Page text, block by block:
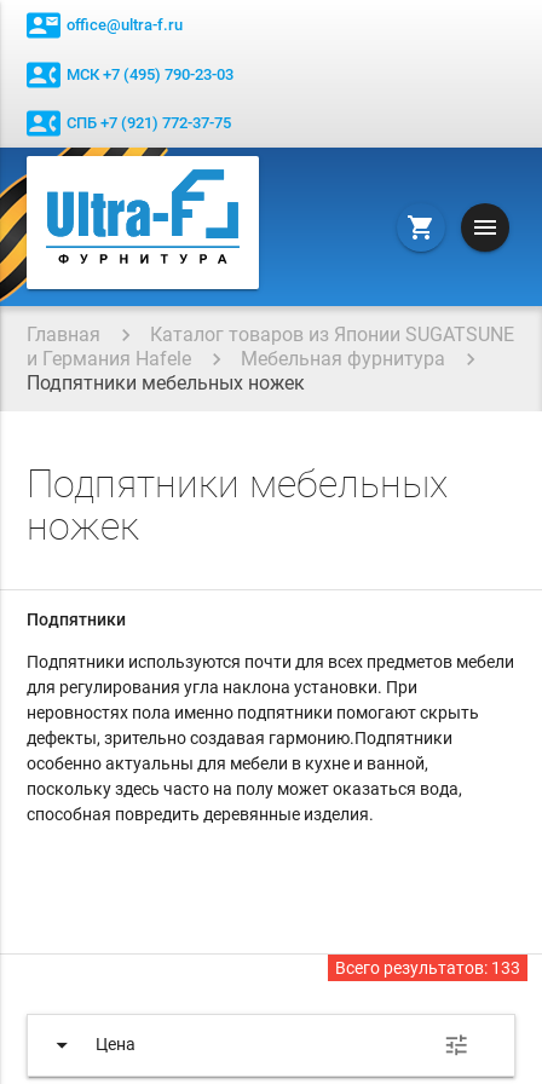
contact_mail office@ultra-f.ru
contact_phone МСК +7 (495) 790-23-03
contact_phone СПБ +7 (921) 772-37-75
shopping_cart menu
Главная
Каталог товаров из Японии SUGATSUNE
и Германия Hafele
Мебельная фурнитура
Подпятники мебельных ножек
Подпятники мебельных
ножек
Подпятники
Подпятники используются почти для всех предметов мебели
для регулирования угла наклона установки. При
неровностях пола именно подпятники помогают скрыть
дефекты, зрительно создавая гармонию.Подпятники
особенно актуальны для мебели в кухне и ванной,
поскольку здесь часто на полу может оказаться вода,
способная повредить деревянные изделия.
Всего результатов: 133
arrow_drop_down Цена tune